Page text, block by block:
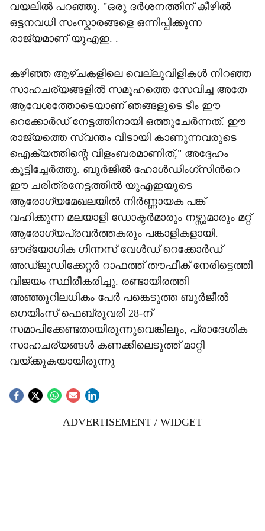
വയലിൽ പറഞ്ഞു. "ഒരു ദർശനത്തിന് കീഴിൽ
ഒട്ടനവധി സംസ്കാരങ്ങളെ ഒന്നിപ്പിക്കുന്ന
രാജ്യമാണ് യുഎഇ. .
കഴിഞ്ഞ ആഴ്ചകളിലെ വെല്ലുവിളികൾ നിറഞ്ഞ
സാഹചര്യങ്ങളിൽ സമൂഹത്തെ സേവിച്ച അതേ
ആവേശത്തോടെയാണ് ഞങ്ങളുടെ ടീം ഈ
റെക്കോർഡ് നേട്ടത്തിനായി ഒത്തുചേർന്നത്. ഈ
രാജ്യത്തെ സ്വന്തം വീടായി കാണുന്നവരുടെ
ഐക്യത്തിന്റെ വിളംബരമാണിത്," അദ്ദേഹം
കൂട്ടിച്ചേർത്തു. ബുർജീൽ ഹോൾഡിംഗ്സിന്‍റെ
ഈ ചരിത്രനേട്ടത്തിൽ യുഎഇയുടെ
ആരോഗ്യമേഖലയിൽ നിർണ്ണായക പങ്ക്
വഹിക്കുന്ന മലയാളി ഡോക്ടർമാരും നഴ്സുമാരും മറ്റ്
ആരോഗ്യപ്രവർത്തകരും പങ്കാളികളായി.
ഔദ്യോഗിക ഗിന്നസ് വേൾഡ് റെക്കോർഡ്
അഡ്ജുഡിക്കേറ്റർ റാഫത്ത് തൗഫീക് നേരിട്ടെത്തി
വിജയം സ്ഥിരീകരിച്ചു. രണ്ടായിരത്തി
അഞ്ഞൂറിലധികം പേർ പങ്കെടുത്ത ബുർജീൽ
ഗെയിംസ് ഫെബ്രുവരി 28-ന്
സമാപിക്കേണ്ടതായിരുന്നുവെങ്കിലും, പ്രാദേശിക
സാഹചര്യങ്ങൾ കണക്കിലെടുത്ത് മാറ്റി
വയ്ക്കുകയായിരുന്നു
ADVERTISEMENT / WIDGET